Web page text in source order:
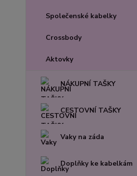
Společenské kabelky
Crossbody
Aktovky
NÁKUPNÍ TAŠKY
CESTOVNÍ TAŠKY
Vaky na záda
Doplňky ke kabelkám